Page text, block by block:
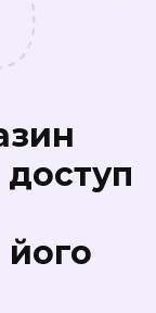
доступ
його